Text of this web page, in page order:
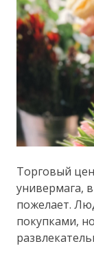
Торговый
универмага,
пожелает.
покупками,